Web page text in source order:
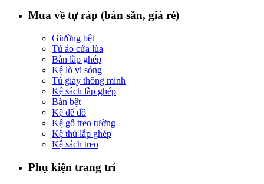
Mua về tự ráp (bán sẵn, giá rẻ)
Giường bệt
Tủ áo cửa lùa
Bàn lắp ghép
Kệ lò vi sóng
Tủ giày thông minh
Kệ sách lắp ghép
Bàn bệt
Kệ để đồ
Kệ gỗ treo tường
Kệ thú lắp ghép
Kệ sách treo
Phụ kiện trang trí